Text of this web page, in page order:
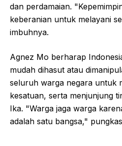
dan perdamaian.
keberanian untuk melayani
imbuhnya.
Agnez Mo berharap
mudah dihasut atau
seluruh warga negara untuk
kesatuan, serta menjunjung
Ika. "Warga jaga warga
adalah satu bangsa,"